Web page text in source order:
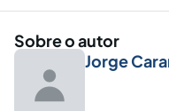
Sobre o autor
Jorge